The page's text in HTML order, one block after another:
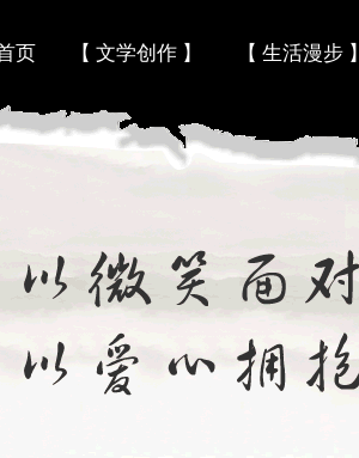
页 【 文学创作 】 【 生活漫步 】